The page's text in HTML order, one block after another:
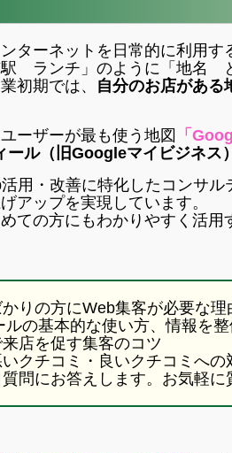
ターネットを日常的に利用す
駅 ランチ」のように「地名
初期では、 自分のお店がある
ーザーが最も使う地図
「
ル（旧Googleマイビジネス
用・改善に特化したコンサル
アップを実現しています。
ての方にもわかりやすく活用
りの方にWeb集客が必要な理
の基本的な使い方、情報を
店を促す集客のコツ
クチコミ・良いクチコミへの
問にお答えします。お気軽に